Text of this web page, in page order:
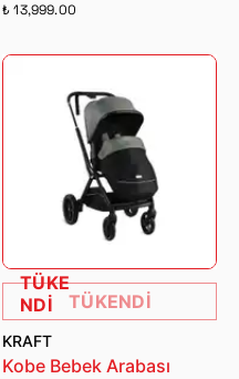
₺ 13,999.00
TÜKE
NDİ
TÜKENDİ
KRAFT
Kobe Bebek Arabası